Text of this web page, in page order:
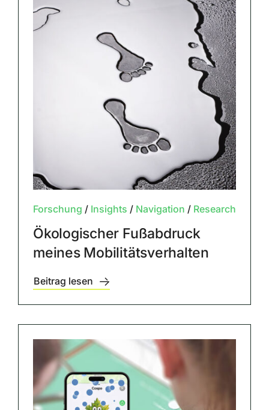
Forschung / Insights / Navigation / Research
Ökologischer Fußabdruck
meines Mobilitätsverhalten
Beitrag lesen